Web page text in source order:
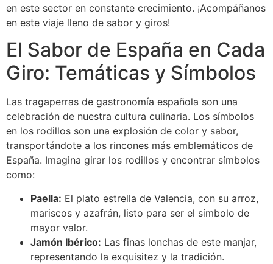
en este sector en constante crecimiento. ¡Acompáñanos
en este viaje lleno de sabor y giros!
El Sabor de España en Cada
Giro: Temáticas y Símbolos
Las tragaperras de gastronomía española son una
celebración de nuestra cultura culinaria. Los símbolos
en los rodillos son una explosión de color y sabor,
transportándote a los rincones más emblemáticos de
España. Imagina girar los rodillos y encontrar símbolos
como:
Paella: El plato estrella de Valencia, con su arroz,
mariscos y azafrán, listo para ser el símbolo de
mayor valor.
Jamón Ibérico: Las finas lonchas de este manjar,
representando la exquisitez y la tradición.